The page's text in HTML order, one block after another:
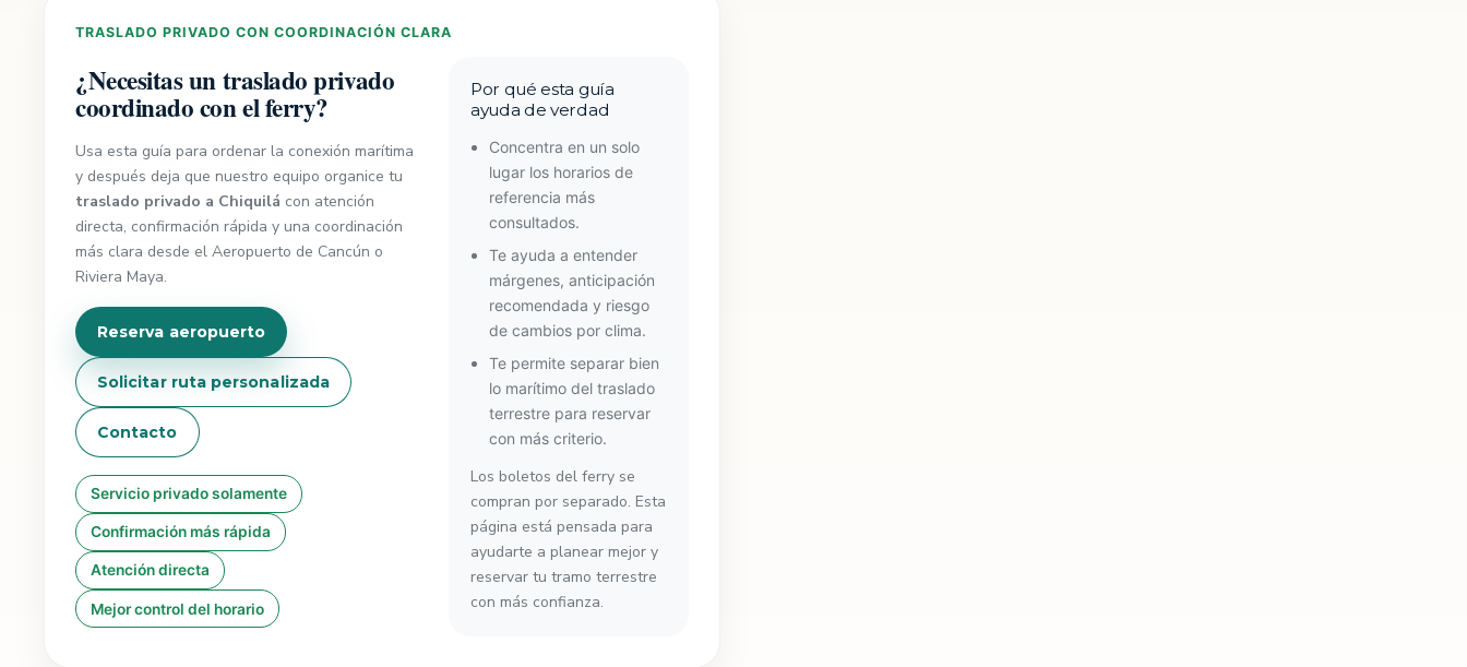
TRASLADO PRIVADO CON COORDINACIÓN CLARA
¿Necesitas un traslado privado
coordinado con el ferry?
Usa esta guía para ordenar la conexión marítima
y después deja que nuestro equipo organice tu
traslado privado a Chiquilá con atención
directa, confirmación rápida y una coordinación
más clara desde el Aeropuerto de Cancún o
Riviera Maya.
Reserva aeropuerto
Solicitar ruta personalizada
Contacto
Servicio privado solamente
Confirmación más rápida
Atención directa
Mejor control del horario
Por qué esta guía
ayuda de verdad
Concentra en un solo
lugar los horarios de
referencia más
consultados.
Te ayuda a entender
márgenes, anticipación
recomendada y riesgo
de cambios por clima.
Te permite separar bien
lo marítimo del traslado
terrestre para reservar
con más criterio.
Los boletos del ferry se
compran por separado. Esta
página está pensada para
ayudarte a planear mejor y
reservar tu tramo terrestre
con más confianza.